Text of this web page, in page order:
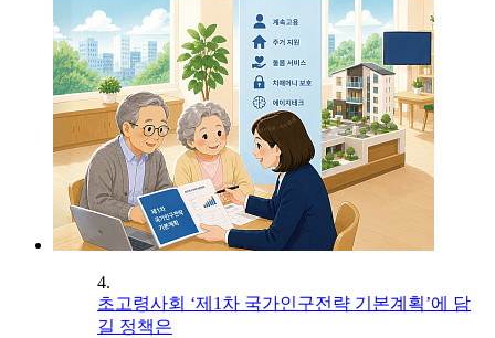
4.
초고령사회 ‘제1차 국가인구전략 기본계획’에 담
길 정책은